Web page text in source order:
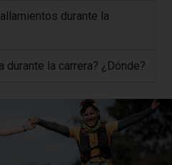
durante la
la carrera? ¿Dónde?